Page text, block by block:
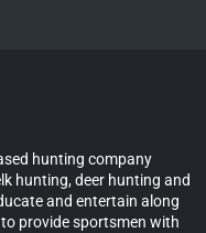
hunting company
hunting, deer hunting and
and entertain along
provide sportsmen with